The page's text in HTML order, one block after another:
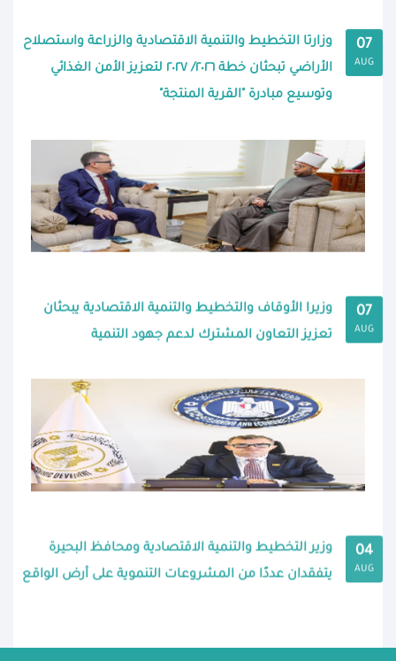
07
AUG
وزارتا التخطيط والتنمية الاقتصادية والزراعة واستصلاح
الأراضي تبحثان خطة ٢٠٢٦/ ٢٠٢٧ لتعزيز الأمن الغذائي
وتوسيع مبادرة "القرية المنتجة"
07
AUG
وزيرا الأوقاف والتخطيط والتنمية الاقتصادية يبحثان
تعزيز التعاون المشترك لدعم جهود التنمية
04
AUG
وزير التخطيط والتنمية الاقتصادية ومحافظ البحيرة
يتفقدان عددًا من المشروعات التنموية على أرض الواقع